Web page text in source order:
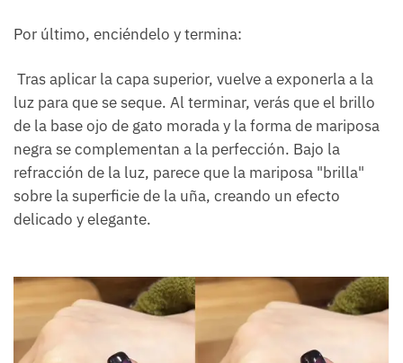
Por último, enciéndelo y termina:
Tras aplicar la capa superior, vuelve a exponerla a la
luz para que se seque. Al terminar, verás que el brillo
de la base ojo de gato morada y la forma de mariposa
negra se complementan a la perfección. Bajo la
refracción de la luz, parece que la mariposa "brilla"
sobre la superficie de la uña, creando un efecto
delicado y elegante.